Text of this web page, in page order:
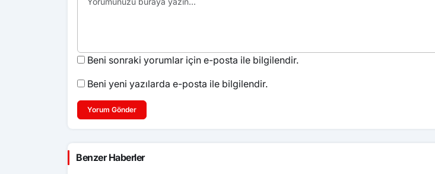
Beni sonraki yorumlar için e-posta ile bilgilendir.
Beni yeni yazılarda e-posta ile bilgilendir.
Yorum Gönder
Benzer Haberler